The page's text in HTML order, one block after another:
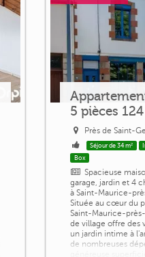
5 pièces
Près de Saint-
Séjour de 34 m²
Box
Spacieuse
garage, jardin et 4
à Saint-Maurice-
Située au cœur du
Saint-Maurice-
de village offre des
un jardin intime à
de nombreuses